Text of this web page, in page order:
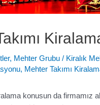
, Mehter Grubu / Kiralık
, Mehter Takımı
konusun da firmamız